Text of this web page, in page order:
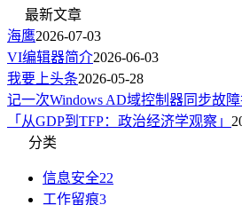
最新文章
海鹰2026-07-03
VI编辑器简介2026-06-03
我要上头条2026-05-28
记一次Windows AD域控制器同步故
「从GDP到TFP：政治经济学观察」
分类
信息安全22
工作留痕3